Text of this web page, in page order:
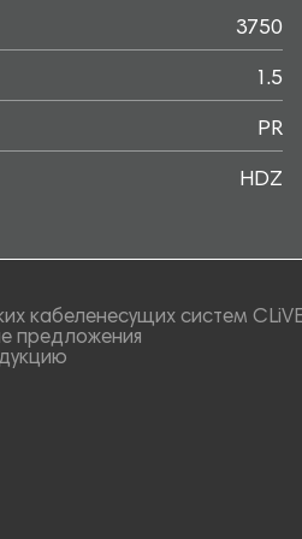
3750
1.5
PR
HDZ
кабеленесущих систем
предложения